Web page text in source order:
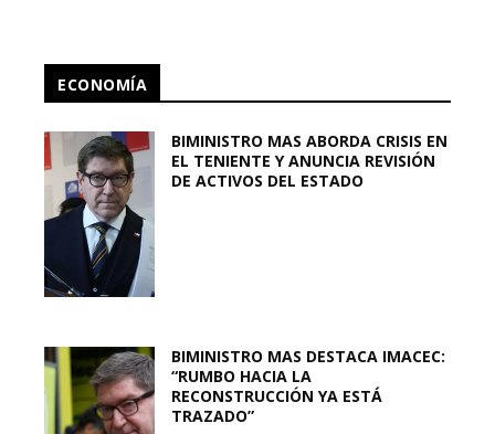
ECONOMÍA
BIMINISTRO MAS ABORDA CRISIS EN
EL TENIENTE Y ANUNCIA REVISIÓN
DE ACTIVOS DEL ESTADO
BIMINISTRO MAS DESTACA IMACEC:
“RUMBO HACIA LA
RECONSTRUCCIÓN YA ESTÁ
TRAZADO”